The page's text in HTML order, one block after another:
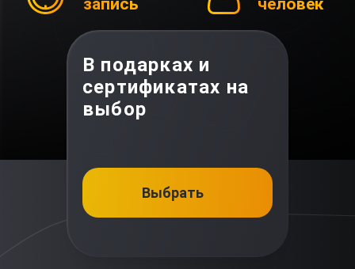
запись
человек
В подарках и
сертификатах на
выбор
Выбрать